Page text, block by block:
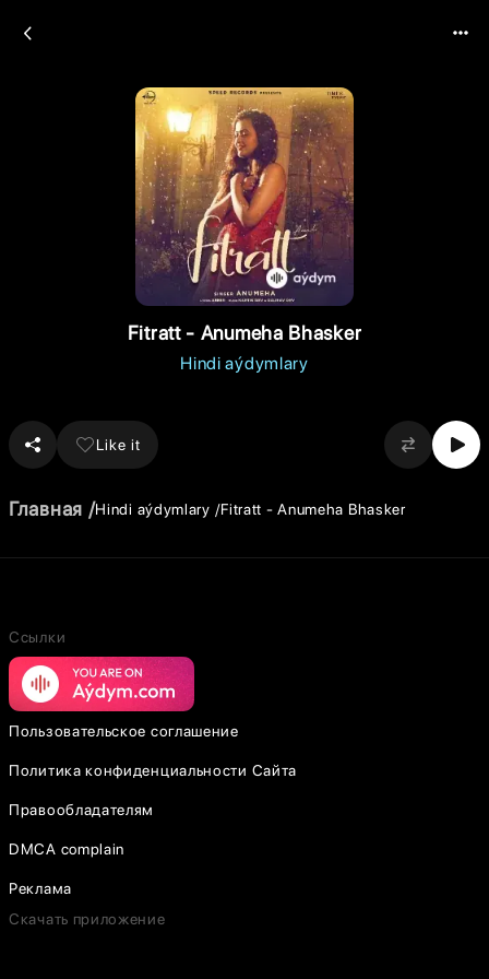
Fitratt - Anumeha Bhasker
Hindi aýdymlary
Like it
Главная Hindi aýdymlary Fitratt - Anumeha Bhasker
Ссылки
Пользовательское соглашение
Политика конфиденциальности Сайта
Правообладателям
DMCA complain
Реклама
Скачать приложение